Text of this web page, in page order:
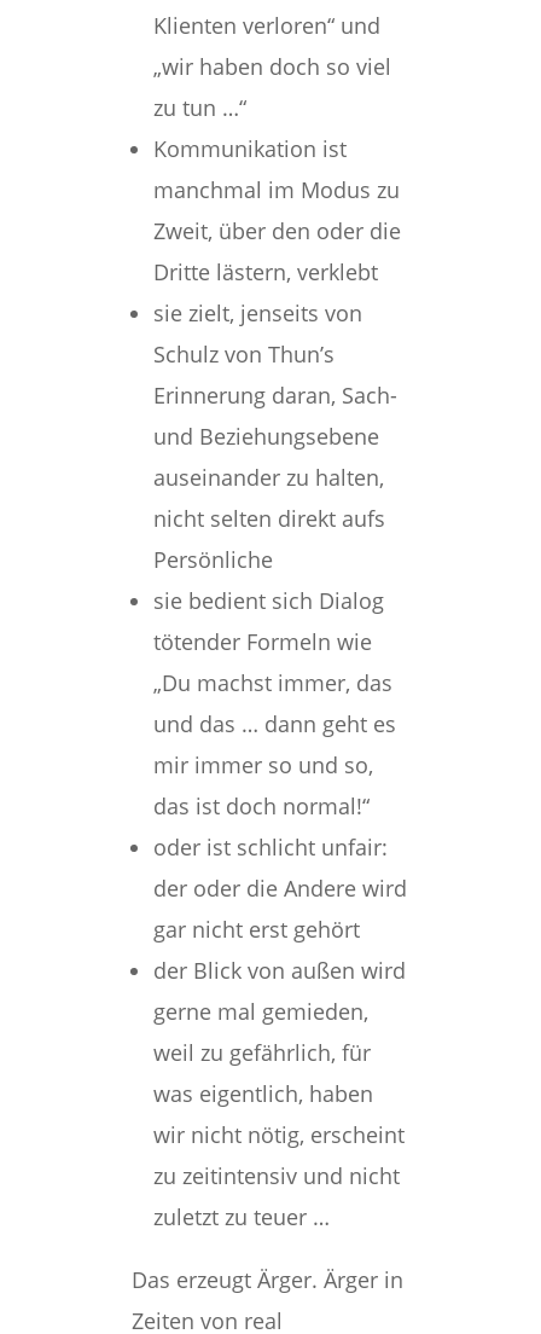
Klienten verloren“ und
„wir haben doch so viel
zu tun …“
Kommunikation ist
manchmal im Modus zu
Zweit, über den oder die
Dritte lästern, verklebt
sie zielt, jenseits von
Schulz von Thun’s
Erinnerung daran, Sach-
und Beziehungsebene
auseinander zu halten,
nicht selten direkt aufs
Persönliche
sie bedient sich Dialog
tötender Formeln wie
„Du machst immer, das
und das … dann geht es
mir immer so und so,
das ist doch normal!“
oder ist schlicht unfair:
der oder die Andere wird
gar nicht erst gehört
der Blick von außen wird
gerne mal gemieden,
weil zu gefährlich, für
was eigentlich, haben
wir nicht nötig, erscheint
zu zeitintensiv und nicht
zuletzt zu teuer …
Das erzeugt Ärger. Ärger in
Zeiten von real